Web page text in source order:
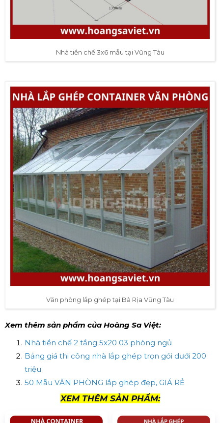
Nhà tiền chế 3x6 mẫu tại Vũng Tàu
Văn phòng lắp ghép tại Bà Rịa Vũng Tàu
Xem thêm sản phẩm của Hoàng Sa Việt:
Nhà tiền chế 2 tầng 5x20 03 phòng ngủ
Bảng giá thi công nhà lắp ghép trọn gói dưới 200
triệu
50 Mẫu VĂN PHÒNG lắp ghép đẹp, GIÁ RẺ
XEM THÊM SẢN PHẨM: